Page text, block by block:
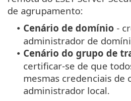
de agrupamento:
• Cenário de domínio -
administrador de
• Cenário do grupo de
certificar-se de que
mesmas credenciais de
administrador local.